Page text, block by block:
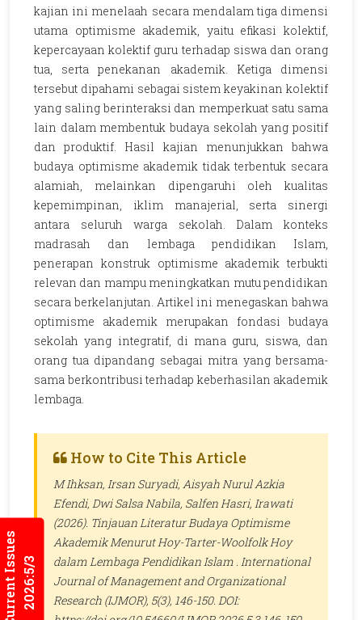
Current Issues2026:5/3
kajian ini menelaah secara mendalam tiga dimensi
utama optimisme akademik, yaitu efikasi kolektif,
kepercayaan kolektif guru terhadap siswa dan orang
tua, serta penekanan akademik. Ketiga dimensi
tersebut dipahami sebagai sistem keyakinan kolektif
yang saling berinteraksi dan memperkuat satu sama
lain dalam membentuk budaya sekolah yang positif
dan produktif. Hasil kajian menunjukkan bahwa
budaya optimisme akademik tidak terbentuk secara
alamiah, melainkan dipengaruhi oleh kualitas
kepemimpinan, iklim manajerial, serta sinergi
antara seluruh warga sekolah. Dalam konteks
madrasah dan lembaga pendidikan Islam,
penerapan konstruk optimisme akademik terbukti
relevan dan mampu meningkatkan mutu pendidikan
secara berkelanjutan. Artikel ini menegaskan bahwa
optimisme akademik merupakan fondasi budaya
sekolah yang integratif, di mana guru, siswa, dan
orang tua dipandang sebagai mitra yang bersama-
sama berkontribusi terhadap keberhasilan akademik
lembaga.
How to Cite This Article
M Ihksan, Irsan Suryadi, Aisyah Nurul Azkia
Efendi, Dwi Salsa Nabila, Salfen Hasri, Irawati
(2026). Tinjauan Literatur Budaya Optimisme
Akademik Menurut Hoy-Tarter-Woolfolk Hoy
dalam Lembaga Pendidikan Islam . International
Journal of Management and Organizational
Research (IJMOR), 5(3), 146-150. DOI: